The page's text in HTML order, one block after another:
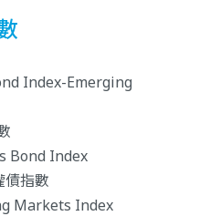
Index-Emerging
Bond Index
債指數
Markets Index